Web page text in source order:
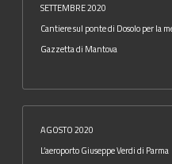
SETTEMBRE 2020
Cantiere sul ponte di Dosolo per la
Gazzetta di Mantova
AGOSTO 2020
L’aeroporto Giuseppe Verdi di Parma